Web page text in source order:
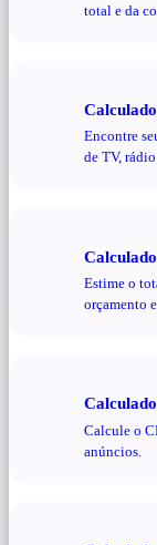
total e da
Encontre
de TV,
Estime o
orçamento
Calcule o
anúncios.